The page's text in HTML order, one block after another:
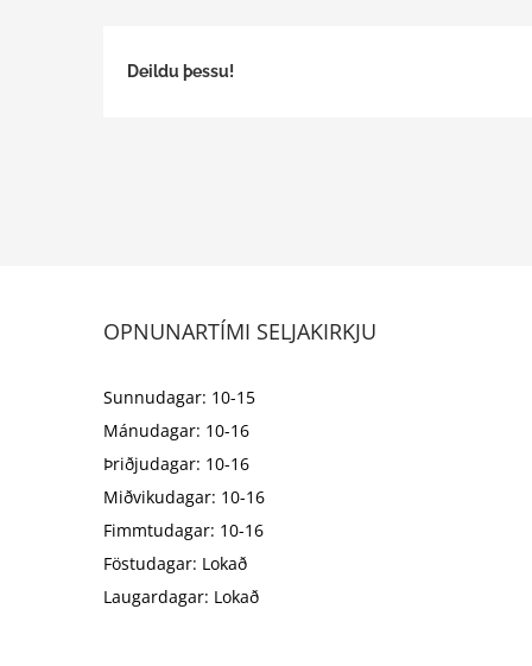
Deildu þessu!
OPNUNARTÍMI SELJAKIRKJU
Sunnudagar: 10-15
Mánudagar: 10-16
Þriðjudagar: 10-16
Miðvikudagar: 10-16
Fimmtudagar: 10-16
Föstudagar: Lokað
Laugardagar: Lokað